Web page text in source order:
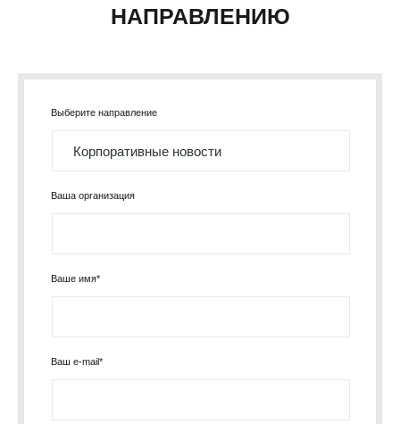
НАПРАВЛЕНИЮ
Выберите направление
Ваша организация
Ваше имя*
Ваш e-mail*